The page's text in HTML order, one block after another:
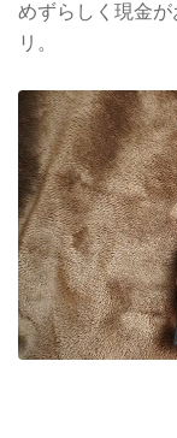
めずらしく現金
リ。